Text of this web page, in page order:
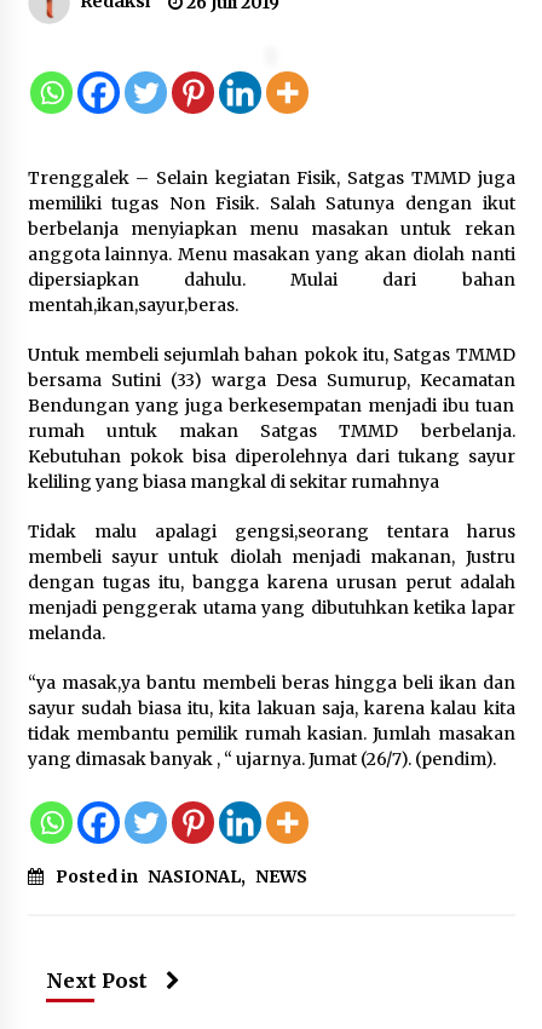
Pendalaman Materi Penyusunan
Produk Hukum Daerah
Kemenkum Malut Harmonisasi
Rancangan Perbup Pengadaan
Barang dan Jasa pada BUMD
Halteng
7 Agustus 2026
Kemenkum Malut Ikuti ‘Pasti Ada
Solusi’, Menkum Dorong
Transformasi Digital
7 Agustus 2026
Kemnaker Siapkan Regulasi
Ketenagakerjaan yang Selaras
dengan Tantangan Dunia Kerja
Gebyar Lomba 17 Agustus RSUD
Tigaraksa, Semarakkan HUT RI
7 Agustus 2026
Trenggalek – Selain kegiatan Fisik, Satgas TMMD juga
memiliki tugas Non Fisik. Salah Satunya dengan ikut
berbelanja menyiapkan menu masakan untuk rekan
anggota lainnya. Menu masakan yang akan diolah nanti
dipersiapkan dahulu. Mulai dari bahan
mentah,ikan,sayur,beras.
Untuk membeli sejumlah bahan pokok itu, Satgas TMMD
bersama Sutini (33) warga Desa Sumurup, Kecamatan
Bendungan yang juga berkesempatan menjadi ibu tuan
rumah untuk makan Satgas TMMD berbelanja.
Kebutuhan pokok bisa diperolehnya dari tukang sayur
keliling yang biasa mangkal di sekitar rumahnya
Tidak malu apalagi gengsi,seorang tentara harus
membeli sayur untuk diolah menjadi makanan, Justru
dengan tugas itu, bangga karena urusan perut adalah
menjadi penggerak utama yang dibutuhkan ketika lapar
melanda.
“ya masak,ya bantu membeli beras hingga beli ikan dan
sayur sudah biasa itu, kita lakuan saja, karena kalau kita
tidak membantu pemilik rumah kasian. Jumlah masakan
yang dimasak banyak , “ ujarnya. Jumat (26/7). (pendim).
Posted in NASIONAL, NEWS
Next Post